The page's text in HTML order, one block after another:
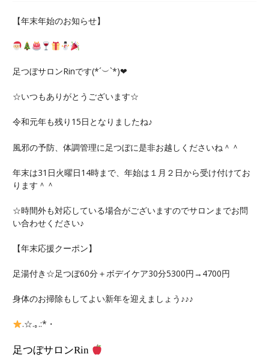
【年末年始のお知らせ】
足つぼサロンRinです(*´︶`*)❤︎
☆いつもありがとうございます☆
令和元年も残り15日となりましたね♪
風邪の予防、体調管理に足つぼに是非お越しくださいね＾＾
年末は31日火曜日14時まで、年始は１月２日から受け付けてお
ります＾＾
☆時間外も対応している場合がございますのでサロンまでお問
い合わせください♪
【年末応援クーポン】
足湯付き☆足つぼ60分＋ボデイケア30分5300円→4700円
身体のお掃除もしてよい新年を迎えましょう♪♪♪
.☆.｡.:*・
足つぼサロンRin